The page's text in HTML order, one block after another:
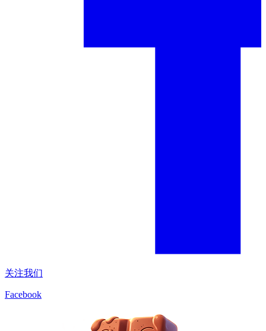
关注我们
Facebook